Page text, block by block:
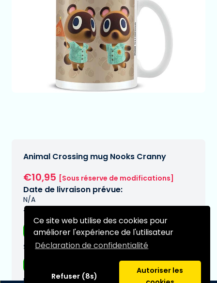
Ce site web utilise des cookies pour
améliorer l'expérience de l'utilisateur
Déclaration de confidentialité
Refuser (8s)
Autoriser les
Animal Crossing mug Nooks Cranny
€10,95 [Sous réserve de modifications]
Date de livraison prévue:
N/A
Type:
Tasses
Série: